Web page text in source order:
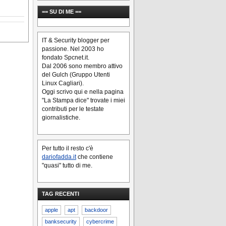
== SU DI ME ==
IT & Security blogger per
passione. Nel 2003 ho
fondato Spcnet.it.
Dal 2006 sono membro attivo
del Gulch (Gruppo Utenti
Linux Cagliari).
Oggi scrivo qui e nella pagina
"La Stampa dice" trovate i miei
contributi per le testate
giornalistiche.
Per tutto il resto c'è
dariofadda.itche contiene
"quasi" tutto di me.
TAG RECENTI
apple apt
backdoor
banksecurity
cybercrime